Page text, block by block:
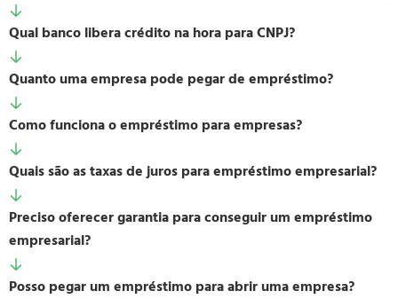
Qual banco libera crédito na hora para CNPJ?
Quanto uma empresa pode pegar de empréstimo?
Como funciona o empréstimo para empresas?
Quais são as taxas de juros para empréstimo empresarial?
Preciso oferecer garantia para conseguir um empréstimo
empresarial?
Posso pegar um empréstimo para abrir uma empresa?